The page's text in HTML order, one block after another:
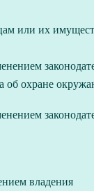
или их
об охране
владения